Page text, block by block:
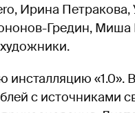
Ирина Петракова,
Гредин, Миша
инсталляцию «1.0».
с источниками